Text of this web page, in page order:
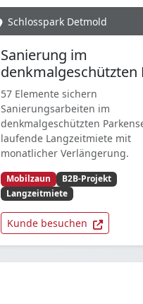
Schlosspark Detmold
Sanierung im
denkmalgeschützten
57 Elemente sichern
Sanierungsarbeiten im
denkmalgeschützten
laufende Langzeitmiete mit
monatlicher Verlängerung.
Mobilzaun
B2B-Projekt
Langzeitmiete
Kunde besuchen